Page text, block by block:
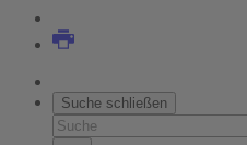
Suche schließen